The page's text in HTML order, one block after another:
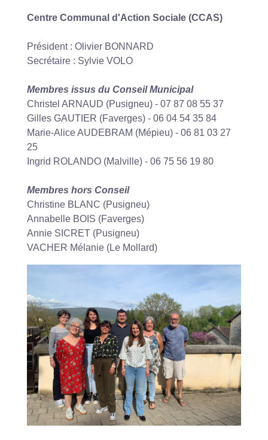
Centre Communal d'Action Sociale (CCAS)
Président : Olivier BONNARD
Secrétaire : Sylvie VOLO
Membres issus du Conseil Municipal
Christel ARNAUD (Pusigneu) - 07 87 08 55 37
Gilles GAUTIER (Faverges) - 06 04 54 35 84
Marie-Alice AUDEBRAM (Mépieu) - 06 81 03 27
25
Ingrid ROLANDO (Malville) - 06 75 56 19 80
Membres hors Conseil
Christine BLANC (Pusigneu)
Annabelle BOIS (Faverges)
Annie SICRET (Pusigneu)
VACHER Mélanie (Le Mollard)